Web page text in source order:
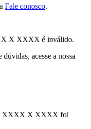
Fale conosco.
X XXXX é inválido.
acesse a nossa
XXXX X XXXX foi